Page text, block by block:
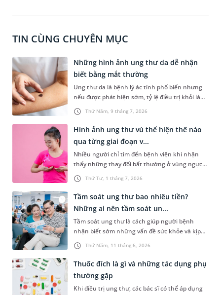
TIN CÙNG CHUYÊN MỤC
Thứ Năm, 9 tháng 7, 2026
Những hình ảnh ung thư da dễ nhận
biết bằng mắt thường
Ung thư da là bệnh lý ác tính phổ biến nhưng
nếu được phát hiện sớm, tỷ lệ điều trị khỏi là
rất cao. Tuy nhiên, ở giai đoạn đầu, các tổn
thương trên da rất dễ bị nhầm lẫn với nốt ruồi
hoặc vết loét lành tính thông thường. Việc chủ
động nhận biết các hình ảnh ung thư da đặc
trưng là rất quan trọng để người bệnh đi thăm
khám kịp thời.
Thứ Tư, 1 tháng 7, 2026
Hình ảnh ung thư vú thể hiện thế nào
qua từng giai đoạn v...
Nhiều người chỉ tìm đến bệnh viện khi nhận
thấy những thay đổi bất thường ở vùng ngực
mà không biết bệnh hoàn toàn có thể phát
hiện sớm nếu chú ý quan sát. Việc tìm hiểu
hình ảnh ung thư vú qua từng giai đoạn không
chỉ giúp nâng cao nhận thức về căn bệnh này
mà còn hỗ trợ phát hiện sớm, từ đó tăng cơ hội
điều trị và cải thiện tiên lượng cho người bệnh.
Thứ Năm, 11 tháng 6, 2026
Tầm soát ung thư bao nhiêu tiền?
Những ai nên tầm soát un...
Tầm soát ung thư là cách giúp người bệnh
nhận biết sớm những vấn đề sức khỏe và kịp
thời điều trị. Bài viết dưới đây sẽ giúp bạn hiểu
rõ hơn về lợi ích của việc tầm soát ung thư, giải
đáp thắc mắc “tầm soát ung thư bao nhiêu
tiền” và những ai cần tầm soát.
Thuốc đích là gì và những tác dụng phụ
thường gặp
Khi điều trị ung thư, các bác sĩ có thể áp dụng